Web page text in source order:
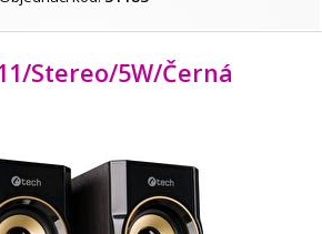
11/Stereo/5W/Černá